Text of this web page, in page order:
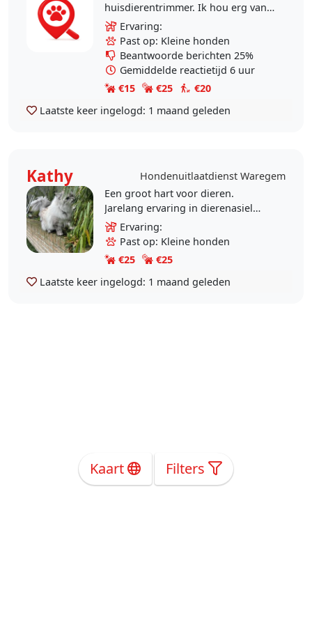
huisdierentrimmer. Ik hou erg van
honden en het is gemakkelijk om
met honden te spelen.
Ervaring:
Past op: Kleine honden
Beantwoorde berichten 25%
Gemiddelde reactietijd 6 uur
€15
€25
€20
Laatste keer ingelogd: 1 maand geleden
Kathy
Hondenuitlaatdienst Waregem
Een groot hart voor dieren.
Jarelang ervaring in dierenasiel
Ganzeweide in Veurne. Bij ons kan
je lieveling zichzelf zijn. We
luisteren naar jullie..
Ervaring:
Past op: Kleine honden
€25
€25
Laatste keer ingelogd: 1 maand geleden
Kaart Filters